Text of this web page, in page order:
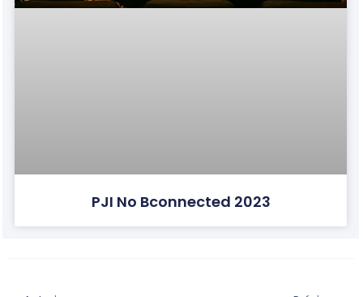
PJI No Bconnected 2023